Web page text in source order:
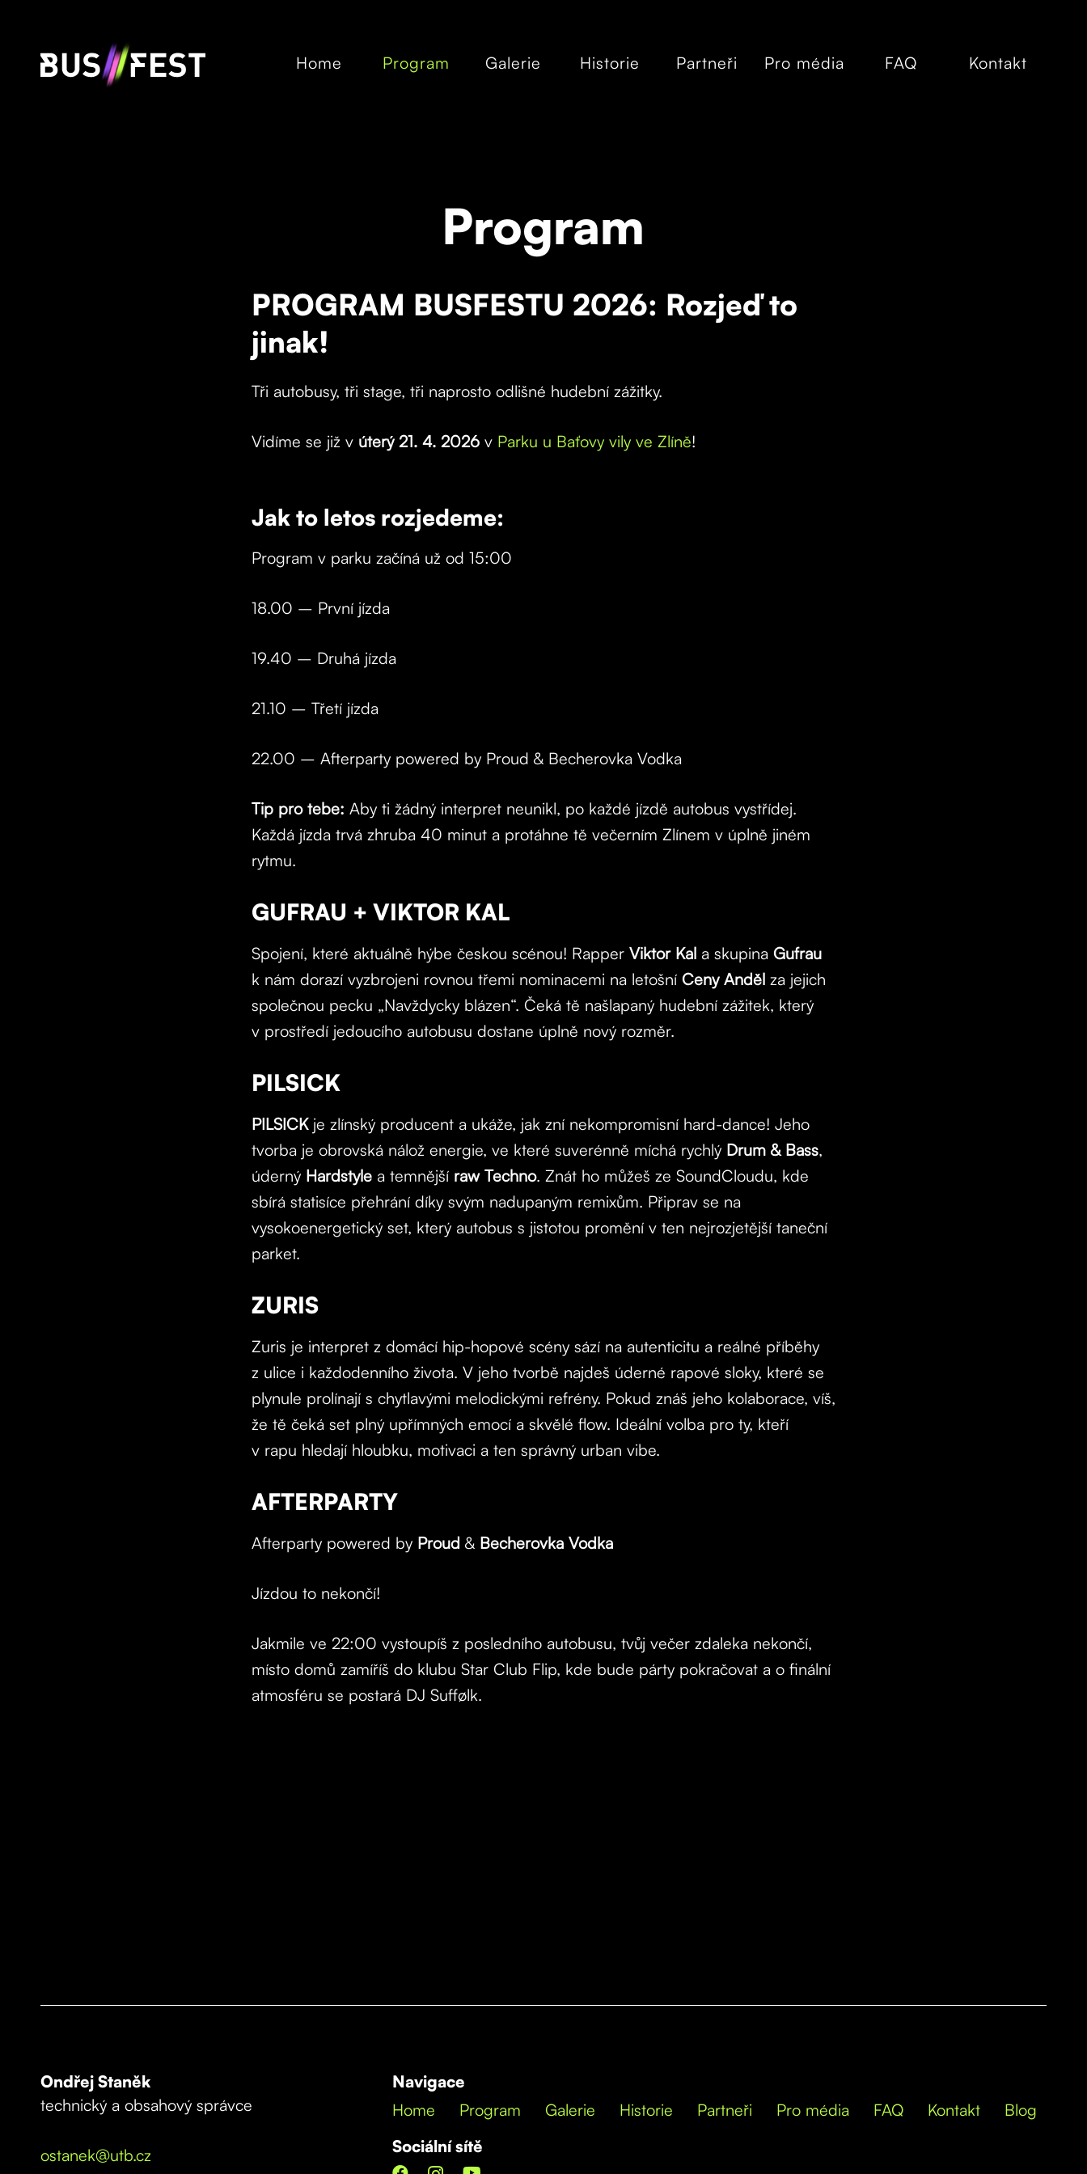
Home Program Galerie Historie Partneři Pro média FAQ Kontakt
Program
PROGRAM BUSFESTU 2026: Rozjeď to
jinak!
Tři autobusy, tři stage, tři naprosto odlišné hudební zážitky.
Vidíme se již v úterý 21. 4. 2026v Parku u Baťovy vily ve Zlíně!
Jak to letos rozjedeme:
Program v parku začíná už od 15:00
18.00 – První jízda
19.40 – Druhá jízda
21.10 – Třetí jízda
22.00 – Afterparty powered by Proud & Becherovka Vodka
Tip pro tebe: Aby ti žádný interpret neunikl, po každé jízdě autobus vystřídej.
Každá jízda trvá zhruba 40 minut a protáhne tě večerním Zlínem v úplně jiném
rytmu.
GUFRAU + VIKTOR KAL
Spojení, které aktuálně hýbe českou scénou! Rapper Viktor Kala skupinaGufrau
k nám dorazí vyzbrojeni rovnou třemi nominacemi na letošní Ceny Andělza jejich
společnou pecku „Navždycky blázen“. Čeká tě našlapaný hudební zážitek, který
v prostředí jedoucího autobusu dostane úplně nový rozměr.
PILSICK
PILSICKje zlínský producent a ukáže, jak zní nekompromisní hard-dance! Jeho
tvorba je obrovská nálož energie, ve které suverénně míchá rychlý Drum & Bass,
úderný Hardstylea temnější raw Techno. Znát ho můžeš ze SoundCloudu, kde
sbírá statisíce přehrání díky svým nadupaným remixům. Připrav se na
vysokoenergetický set, který autobus s jistotou promění v ten nejrozjetější taneční
parket.
ZURIS
Zuris je interpret z domácí hip-hopové scény sází na autenticitu a reálné příběhy
z ulice i každodenního života. V jeho tvorbě najdeš úderné rapové sloky, které se
plynule prolínají s chytlavými melodickými refrény. Pokud znáš jeho kolaborace, víš,
že tě čeká set plný upřímných emocí a skvělé flow. Ideální volba pro ty, kteří
v rapu hledají hloubku, motivaci a ten správný urban vibe.
AFTERPARTY
Afterparty powered by Proud & Becherovka Vodka
Jízdou to nekončí!
Jakmile ve 22:00 vystoupíš z posledního autobusu, tvůj večer zdaleka nekončí,
místo domů zamíříš do klubu Star Club Flip, kde bude párty pokračovat a o finální
atmosféru se postará DJ Suffølk.
Ondřej Staněk
technický a obsahový správce
ostanek@utb.cz
Navigace
Home
Program Galerie Historie Partneři Pro média FAQ Kontakt
Blog
Sociální sítě